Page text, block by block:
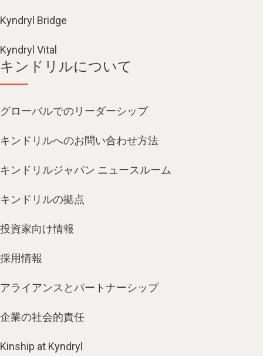
Kyndryl Bridge
Kyndryl Vital
キンドリルについて
グローバルでのリーダーシップ
キンドリルへのお問い合わせ方法
キンドリルジャパン ニュースルーム
キンドリルの拠点
投資家向け情報
採用情報
アライアンスとパートナーシップ
企業の社会的責任
Kinship at Kyndryl